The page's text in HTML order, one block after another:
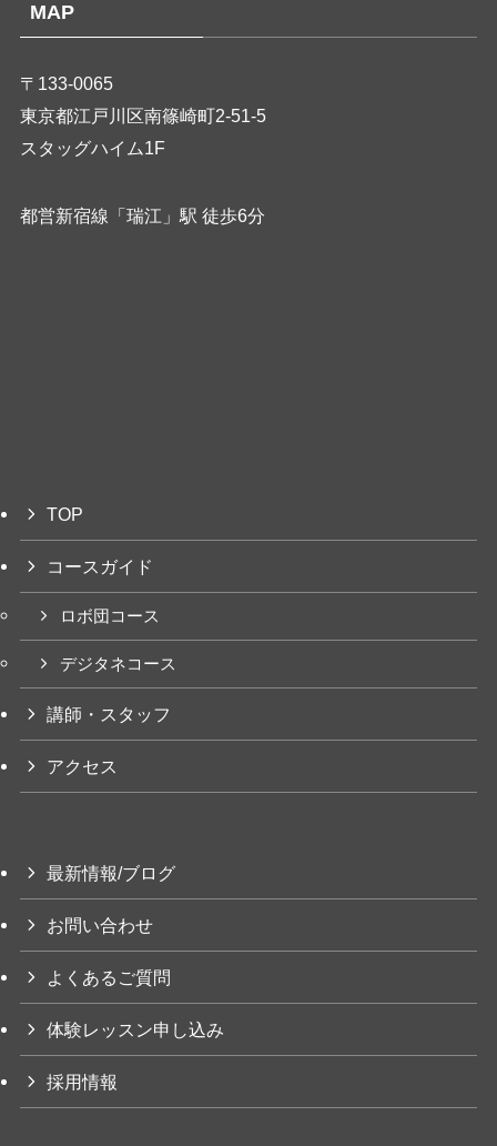
MAP
〒133-0065
東京都江戸川区南篠崎町2-51-5
スタッグハイム1F
都営新宿線「瑞江」駅 徒歩6分
TOP
コースガイド
ロボ団コース
デジタネコース
講師・スタッフ
アクセス
最新情報/ブログ
お問い合わせ
よくあるご質問
体験レッスン申し込み
採用情報